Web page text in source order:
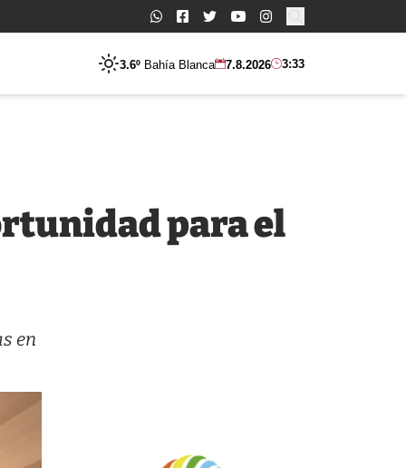
Buscar:
3.6º Bahía Blanca 7.8.2026 3:33
para el
en